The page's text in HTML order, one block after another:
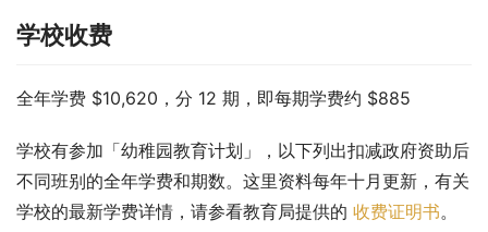
学校收费
全年学费 $10,620，分 12 期，即每期学费约 $885
学校有参加「幼稚园教育计划」，以下列出扣减政府资助后
不同班别的全年学费和期数。这里资料每年十月更新，有关
学校的最新学费详情，请参看教育局提供的 收费证明书。